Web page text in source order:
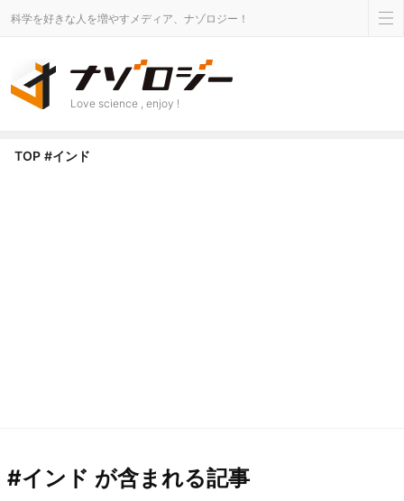
科学を好きな人を増やすメディア、ナゾロジー！
Love science , enjoy !
TOP #インド
#インド が含まれる記事